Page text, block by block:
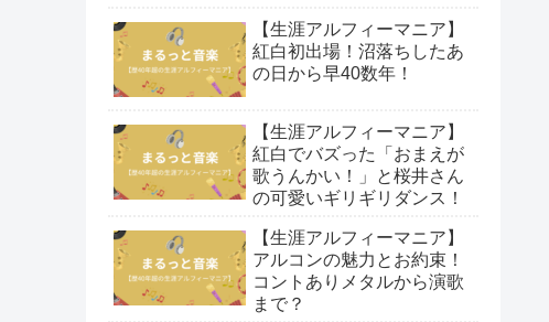
【生涯アルフィーマニア】
紅白初出場！沼落ちしたあ
の日から早40数年！
【生涯アルフィーマニア】
紅白でバズった「おまえが
歌うんかい！」と桜井さん
の可愛いギリギリダンス！
【生涯アルフィーマニア】
アルコンの魅力とお約束！
コントありメタルから演歌
まで？